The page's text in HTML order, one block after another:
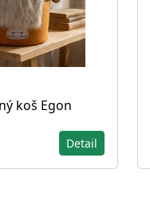
koš Egon
Detail